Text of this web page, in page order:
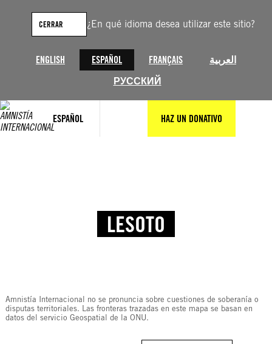
¿En qué idioma desea utilizar este sitio?
ENGLISH ESPAÑOL FRANÇAIS
العربية
РУССКИЙ
CERRAR
ESPAÑOL HAZ UN DONATIVO
LESOTO
Amnistía Internacional no se pronuncia sobre cuestiones de soberanía o
disputas territoriales. Las fronteras trazadas en este mapa se basan en
datos del servicio Geospatial de la ONU.